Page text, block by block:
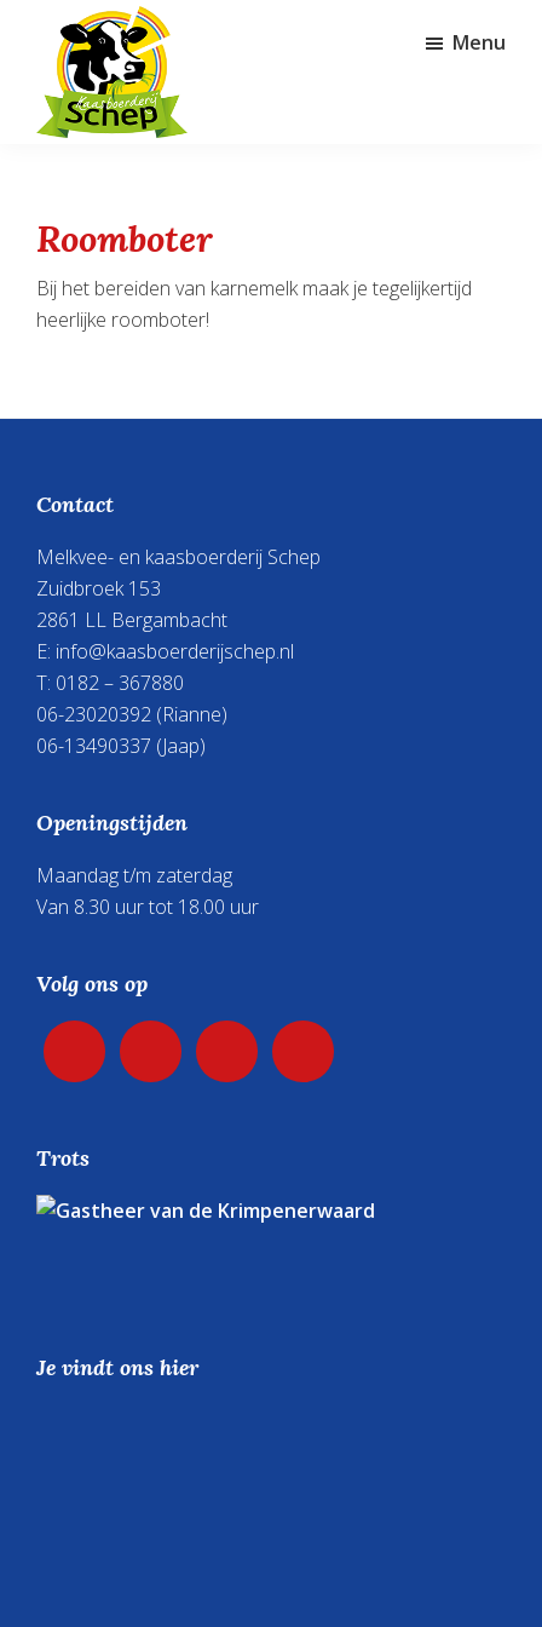
hoofd
inhoud
voettekst
Kaasboerderij
Menu
Roomboter
Bij het bereiden van karnemelk maak je tegelijkertijd
heerlijke roomboter!
Footer
Contact
Melkvee- en kaasboerderij Schep
Zuidbroek 153
2861 LL Bergambacht
E: info@kaasboerderijschep.nl
T: 0182 – 367880
06-23020392 (Rianne)
06-13490337 (Jaap)
Openingstijden
Maandag t/m zaterdag
Van 8.30 uur tot 18.00 uur
Volg ons op
Trots
Je vindt ons hier